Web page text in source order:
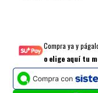
Compra ya y
o elige aquí tu